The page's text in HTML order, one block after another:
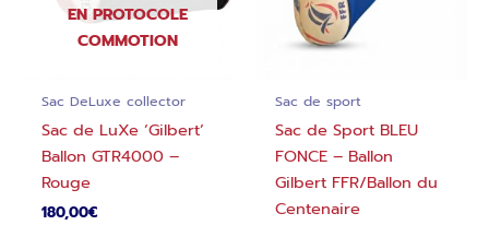
EN PROTOCOLE
COMMOTION
Sac DeLuxe collector
Sac de LuXe ‘Gilbert’
Ballon GTR4000 –
Rouge
180,00€
Sac de sport
Sac de Sport BLEU
FONCE – Ballon
Gilbert FFR/Ballon du
Centenaire